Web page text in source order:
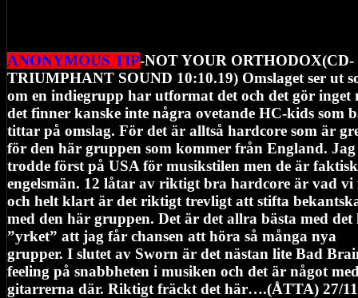
ANONYMOUS TIP-NOT YOUR ORTHODOX(CD-
TRIUMPHANT SOUND 10:10.19) Omslaget ser ut
om en indiegrupp har utformat det och det gör inget
det finner kanske inte några ovetande HC-kids som
tittar på omslag. För det är alltså hardcore som är
för den här gruppen som kommer från England. Jag
trodde först på USA för musikstilen men de är
engelsmän. 12 låtar av riktigt bra hardcore är vad vi
och helt klart är det riktigt trevligt att stifta
med den här gruppen. Det är det allra bästa med det
”yrket” att jag får chansen att höra så många nya
grupper. I slutet av Sworn är det nästan lite Bad
feeling på snabbheten i musiken och det är något
gitarrerna där. Riktigt fräckt det här….(ÅTTA) 27/